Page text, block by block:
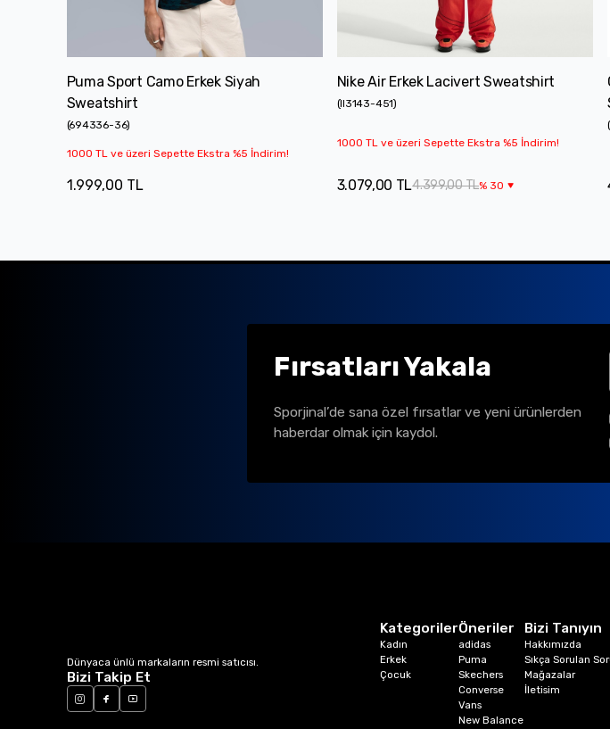
Puma Sport Camo Erkek Siyah
Sweatshirt
(694336-36)
1000 TL ve üzeri Sepette Ekstra %5 İndirim!
1.999,00 TL
Nike Air Erkek Lacivert Sweatshirt
(II3143-451)
1000 TL ve üzeri Sepette Ekstra %5 İndirim!
4.399,00 TL% 30
3.079,00 TL
(
Fırsatları Yakala
Sporjinal’de sana özel fırsatlar ve yeni ürünlerden
haberdar olmak için kaydol.
Dünyaca ünlü markaların resmi satıcısı.
Bizi Takip Et
Kategoriler
Kadın
Erkek
Çocuk
Öneriler
adidas
Puma
Skechers
Converse
Vans
New Balance
Bizi Tanıyın
Hakkımızda
Sıkça Sorulan
Mağazalar
İletisim